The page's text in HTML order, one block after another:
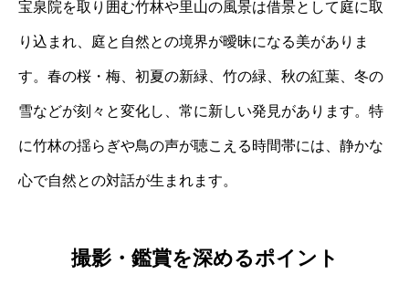
宝泉院を取り囲む竹林や里山の風景は借景として庭に取
り込まれ、庭と自然との境界が曖昧になる美がありま
す。春の桜・梅、初夏の新緑、竹の緑、秋の紅葉、冬の
雪などが刻々と変化し、常に新しい発見があります。特
に竹林の揺らぎや鳥の声が聴こえる時間帯には、静かな
心で自然との対話が生まれます。
撮影・鑑賞を深めるポイント